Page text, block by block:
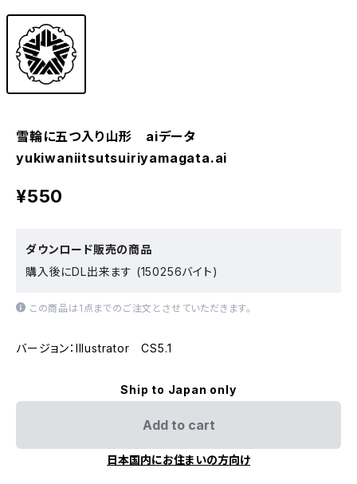
雪輪に五つ入り山形 aiデータ
yukiwaniitsutsuiriyamagata.ai
¥550
ダウンロード販売の商品
購入後にDL出来ます (150256バイト)
この商品は1点までのご注文とさせていただきます。
バージョン：Illustrator CS5.1
Ship to Japan only
Add to cart
日本国内にお住まいの方向け